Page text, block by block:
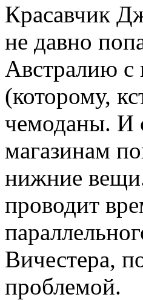
Красавчик
не давно
Австралию с
(которому,
чемоданы. И
магазинам
нижние
проводит
Вичестера,
проблемой.